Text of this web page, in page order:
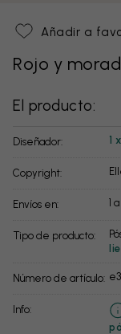
Añadir a
Rojo y
El producto:
Diseñador: 1 x
Copyright:
Envíos en: 1
Tipo de producto:
Número de artículo:
info: